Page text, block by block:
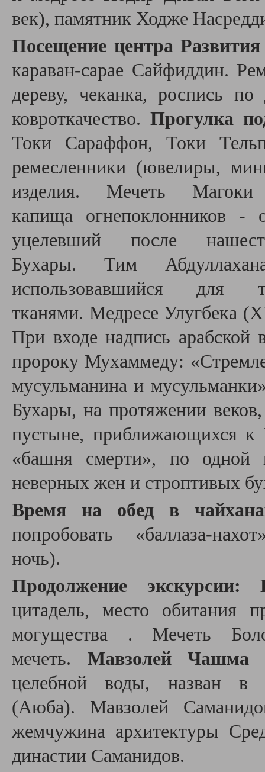
век), памятник Ходже
Посещение центра
караван-сарае Сайфиддин.
дереву, чеканка, роспись по
ковроткачество.Прогулка
Токи Сараффон, Токи
ремесленники (ювелиры,
изделия. Мечеть
капища огнепоклонников
уцелевший после
Бухары. Тим
использовавшийся для
тканями. Медресе Улугбека
При входе надпись арабской
пророку Мухаммеду:
мусульманина и
Бухары, на протяжении
пустыне, приближающихся к
«башня смерти», по одной
неверных жен и строптивых
Время на обед в
попробовать
«баллаза-
ночь).
Продолжение экскурсии:
цитадель, место обитания
могущества . Мечеть
мечеть. Мавзолей Чашма
целебной воды, назван в
(Аюба). Мавзолей
жемчужина архитектуры
династии Саманидов.